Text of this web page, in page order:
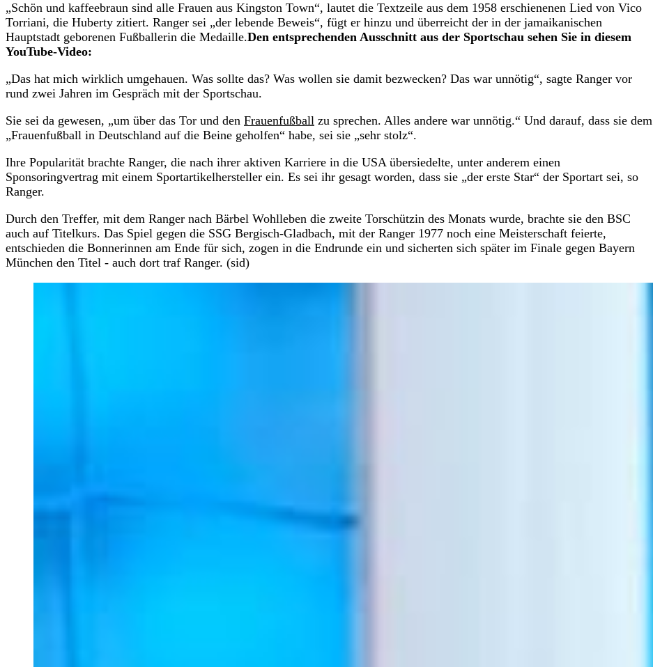
„Schön und kaffeebraun sind alle Frauen aus Kingston Town“, lautet die Textzeile aus dem 1958 erschienenen Lied von Vico
Torriani, die Huberty zitiert. Ranger sei „der lebende Beweis“, fügt er hinzu und überreicht der in der jamaikanischen
Hauptstadt geborenen Fußballerin die Medaille.Den entsprechenden Ausschnitt aus der Sportschau sehen Sie in diesem
YouTube-Video:
„Das hat mich wirklich umgehauen. Was sollte das? Was wollen sie damit bezwecken? Das war unnötig“, sagte Ranger vor
rund zwei Jahren im Gespräch mit der Sportschau.
Sie sei da gewesen, „um über das Tor und den Frauenfußball zu sprechen. Alles andere war unnötig.“ Und darauf, dass sie dem
„Frauenfußball in Deutschland auf die Beine geholfen“ habe, sei sie „sehr stolz“.
Ihre Popularität brachte Ranger, die nach ihrer aktiven Karriere in die USA übersiedelte, unter anderem einen
Sponsoringvertrag mit einem Sportartikelhersteller ein. Es sei ihr gesagt worden, dass sie „der erste Star“ der Sportart sei, so
Ranger.
Durch den Treffer, mit dem Ranger nach Bärbel Wohlleben die zweite Torschützin des Monats wurde, brachte sie den BSC
auch auf Titelkurs. Das Spiel gegen die SSG Bergisch-Gladbach, mit der Ranger 1977 noch eine Meisterschaft feierte,
entschieden die Bonnerinnen am Ende für sich, zogen in die Endrunde ein und sicherten sich später im Finale gegen Bayern
München den Titel - auch dort traf Ranger. (sid)